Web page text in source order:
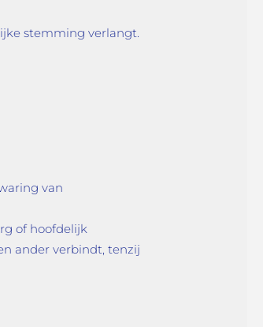
stemming verlangt.
van
of hoofdelijk
ander verbindt, tenzij